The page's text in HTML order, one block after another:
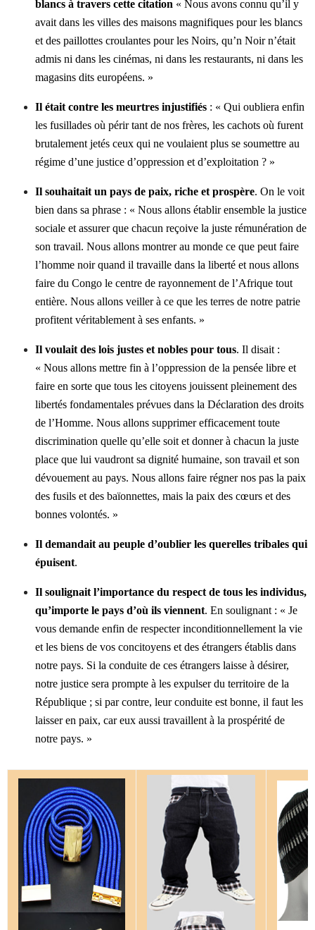
blancs à travers cette citation « Nous avons connu qu’il y
avait dans les villes des maisons magnifiques pour les blancs
et des paillottes croulantes pour les Noirs, qu’n Noir n’était
admis ni dans les cinémas, ni dans les restaurants, ni dans les
magasins dits européens. »
Il était contre les meurtres injustifiés : « Qui oubliera enfin
les fusillades où périr tant de nos frères, les cachots où furent
brutalement jetés ceux qui ne voulaient plus se soumettre au
régime d’une justice d’oppression et d’exploitation ? »
Il souhaitait un pays de paix, riche et prospère. On le voit
bien dans sa phrase : « Nous allons établir ensemble la justice
sociale et assurer que chacun reçoive la juste rémunération de
son travail. Nous allons montrer au monde ce que peut faire
l’homme noir quand il travaille dans la liberté et nous allons
faire du Congo le centre de rayonnement de l’Afrique tout
entière. Nous allons veiller à ce que les terres de notre patrie
profitent véritablement à ses enfants. »
Il voulait des lois justes et nobles pour tous. Il disait :
« Nous allons mettre fin à l’oppression de la pensée libre et
faire en sorte que tous les citoyens jouissent pleinement des
libertés fondamentales prévues dans la Déclaration des droits
de l’Homme. Nous allons supprimer efficacement toute
discrimination quelle qu’elle soit et donner à chacun la juste
place que lui vaudront sa dignité humaine, son travail et son
dévouement au pays. Nous allons faire régner nos pas la paix
des fusils et des baïonnettes, mais la paix des cœurs et des
bonnes volontés. »
Il demandait au peuple d’oublier les querelles tribales qui
épuisent.
Il soulignait l’importance du respect de tous les individus,
qu’importe le pays d’où ils viennent. En soulignant : « Je
vous demande enfin de respecter inconditionnellement la vie
et les biens de vos concitoyens et des étrangers établis dans
notre pays. Si la conduite de ces étrangers laisse à désirer,
notre justice sera prompte à les expulser du territoire de la
République ; si par contre, leur conduite est bonne, il faut les
laisser en paix, car eux aussi travaillent à la prospérité de
notre pays. »